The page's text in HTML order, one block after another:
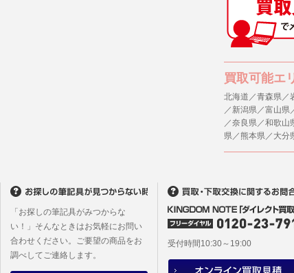
５．ご
当社ホ
また利
６．個
(1)当社
者への
するご
がありま
買取可能エ
北海道／青森県／
／新潟県／富山県
／奈良県／和歌山
県／熊本県／大分
「お探しの筆記具がみつからな
い！」そんなときはお気軽にお問い
合わせください。ご要望の商品をお
調べしてご連絡します。
受付時間10:30～19:00